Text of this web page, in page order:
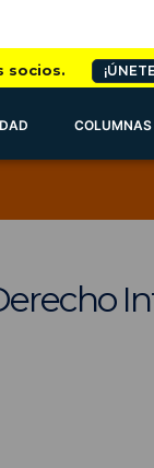
socios.
COLUMNAS